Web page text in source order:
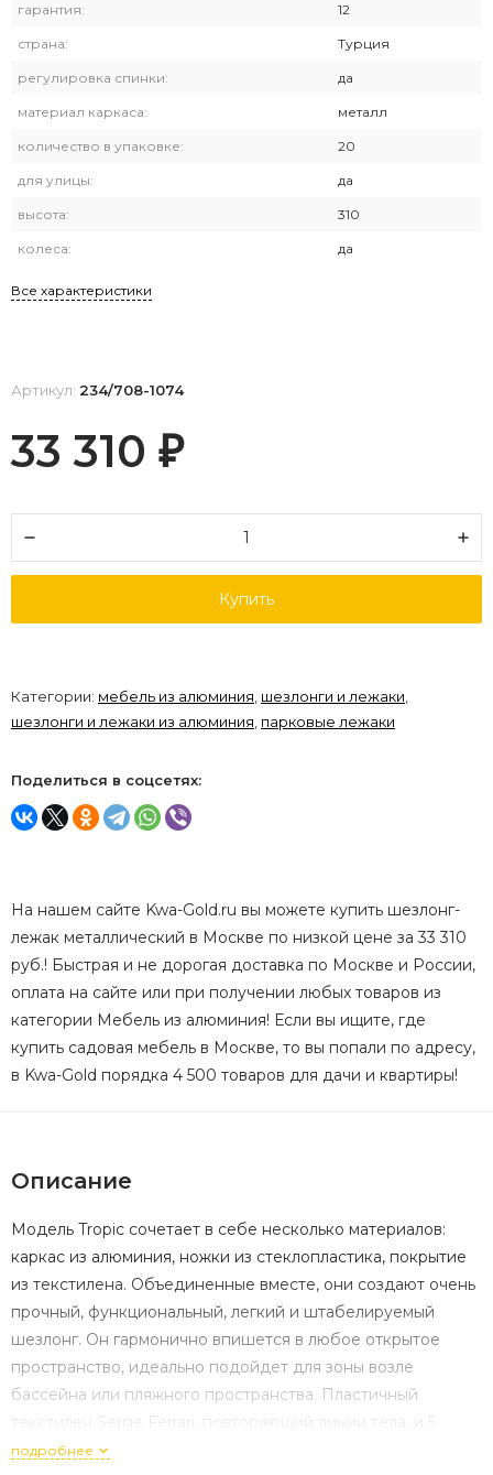
гарантия: 12
страна: Турция
регулировка спинки: да
материал каркаса: металл
количество в упаковке: 20
для улицы: да
высота: 310
колеса: да
Все характеристики
Артикул: 234/708-1074
33 310 ₽
Купить
Категории: мебель из алюминия, шезлонги и лежаки,
шезлонги и лежаки из алюминия, парковые лежаки
Поделиться в соцсетях:
На нашем сайте Kwa-Gold.ru вы можете купить шезлонг-
лежак металлический в Москве по низкой цене за 33 310
руб.! Быстрая и не дорогая доставка по Москве и России,
оплата на сайте или при получении любых товаров из
категории Мебель из алюминия! Если вы ищите, где
купить садовая мебель в Москве, то вы попали по адресу,
в Kwa-Gold порядка 4 500 товаров для дачи и квартиры!
Описание
Модель Tropic сочетает в себе несколько материалов:
каркас из алюминия, ножки из стеклопластика, покрытие
из текстилена. Объединенные вместе, они создают очень
прочный, функциональный, легкий и штабелируемый
шезлонг. Он гармонично впишется в любое открытое
пространство, идеально подойдет для зоны возле
бассейна или пляжного пространства. Пластичный
текстилен Sergе Ferrari, повторяющий линии тела, и 5
положений наклона спинки обеспечивают максимальное
подробнее